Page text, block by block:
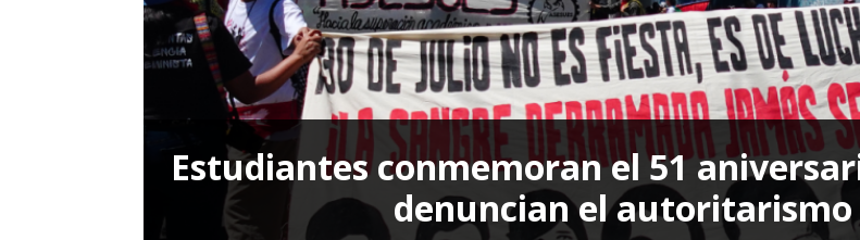
[ 28 julio, 2026 ] Más allá de los casos: cómo entender el VIH en El Salvador ACTUALIDAD
Estudiantes conmemoran el 51
denuncian el autoritarismo